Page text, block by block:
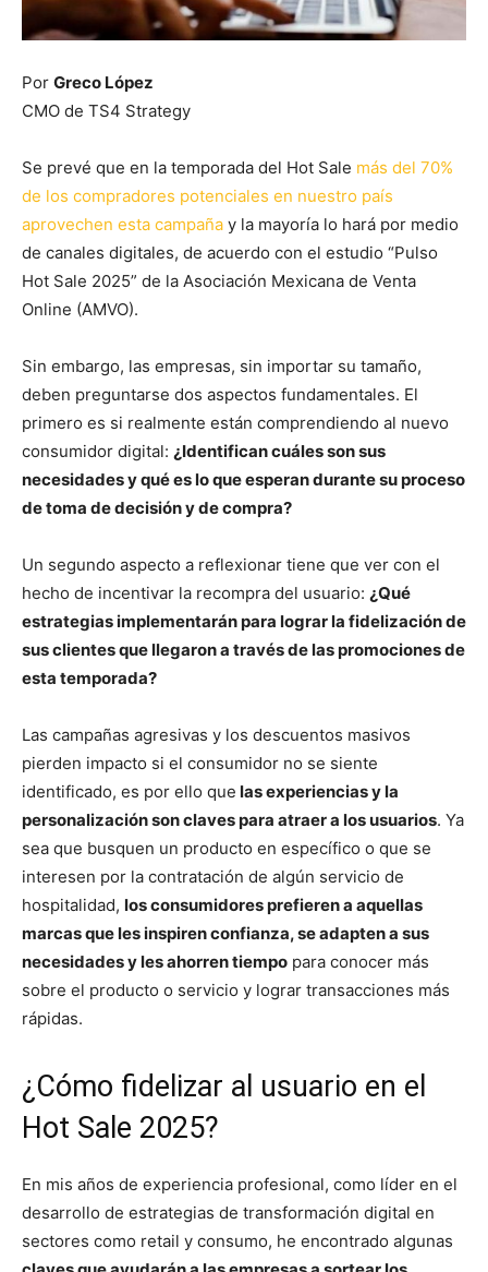
Por Greco López
CMO de TS4 Strategy
Se prevé que en la temporada del Hot Sale más del 70%
de los compradores potenciales en nuestro país
aprovechen esta campaña y la mayoría lo hará por medio
de canales digitales, de acuerdo con el estudio “Pulso
Hot Sale 2025” de la Asociación Mexicana de Venta
Online (AMVO).
Sin embargo, las empresas, sin importar su tamaño,
deben preguntarse dos aspectos fundamentales. El
primero es si realmente están comprendiendo al nuevo
consumidor digital: ¿Identifican cuáles son sus
necesidades y qué es lo que esperan durante su proceso
de toma de decisión y de compra?
Un segundo aspecto a reflexionar tiene que ver con el
hecho de incentivar la recompra del usuario: ¿Qué
estrategias implementarán para lograr la fidelización de
sus clientes que llegaron a través de las promociones de
esta temporada?
Las campañas agresivas y los descuentos masivos
pierden impacto si el consumidor no se siente
identificado, es por ello que las experiencias y la
personalización son claves para atraer a los usuarios. Ya
sea que busquen un producto en específico o que se
interesen por la contratación de algún servicio de
hospitalidad, los consumidores prefieren a aquellas
marcas que les inspiren confianza, se adapten a sus
necesidades y les ahorren tiempo para conocer más
sobre el producto o servicio y lograr transacciones más
rápidas.
¿Cómo fidelizar al usuario en el
Hot Sale 2025?
En mis años de experiencia profesional, como líder en el
desarrollo de estrategias de transformación digital en
sectores como retail y consumo, he encontrado algunas